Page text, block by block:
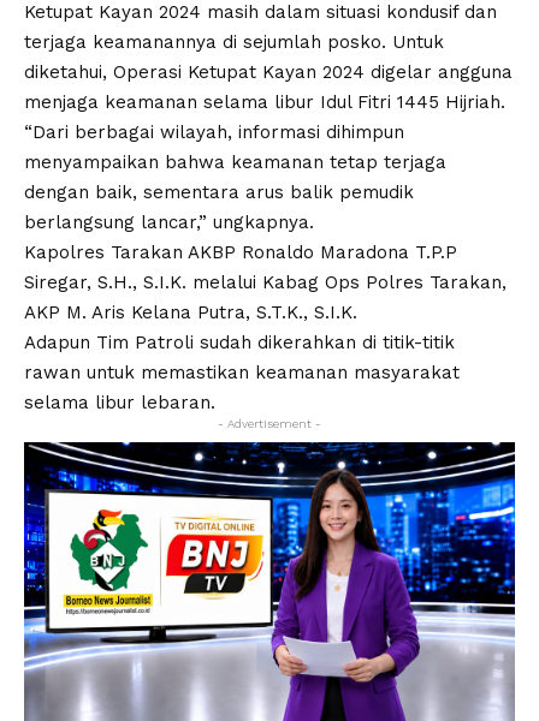
Ketupat Kayan 2024 masih dalam situasi kondusif dan
terjaga keamanannya di sejumlah posko. Untuk
diketahui, Operasi Ketupat Kayan 2024 digelar angguna
menjaga keamanan selama libur Idul Fitri 1445 Hijriah.
“Dari berbagai wilayah, informasi dihimpun
menyampaikan bahwa keamanan tetap terjaga
dengan baik, sementara arus balik pemudik
berlangsung lancar,” ungkapnya.
Kapolres Tarakan AKBP Ronaldo Maradona T.P.P
Siregar, S.H., S.I.K. melalui Kabag Ops Polres Tarakan,
AKP M. Aris Kelana Putra, S.T.K., S.I.K.
Adapun Tim Patroli sudah dikerahkan di titik-titik
rawan untuk memastikan keamanan masyarakat
selama libur lebaran.
- Advertisement -